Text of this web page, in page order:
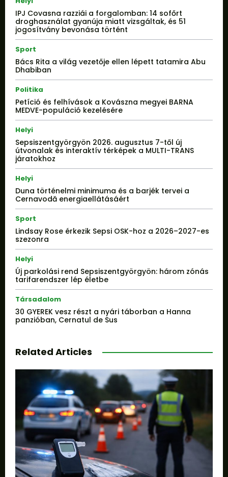
IPJ Covasna razziái a forgalomban: 14 sofőrt
droghasználat gyanúja miatt vizsgáltak, és 51
jogosítvány bevonása történt
Sport
Bács Rita a világ vezetője ellen lépett tatamira Abu
Dhabiban
Politika
Petíció és felhívások a Kovászna megyei BARNA
MEDVE-populáció kezelésére
Helyi
Sepsiszentgyörgyön 2026. augusztus 7-től új
útvonalak és interaktív térképek a MULTI-TRANS
járatokhoz
Helyi
Duna történelmi minimuma és a barjék tervei a
Cernavodă energiaellátásáért
Sport
Lindsay Rose érkezik Sepsi OSK-hoz a 2026–2027-es
szezonra
Helyi
Új parkolási rend Sepsiszentgyörgyön: három zónás
tarifarendszer lép életbe
Társadalom
30 GYEREK vesz részt a nyári táborban a Hanna
panzióban, Cernatul de Sus
Related Articles